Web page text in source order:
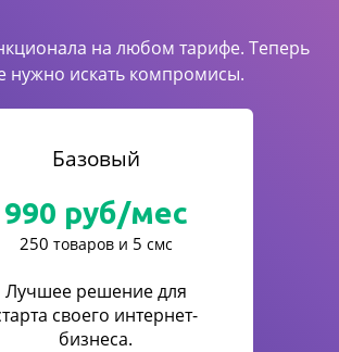
на любом тарифе. Теперь
нужно искать компромисы.
Базовый
990 руб/мес
250 товаров и 5 смс
Лучшее решение для
своего интернет-
бизнеса.